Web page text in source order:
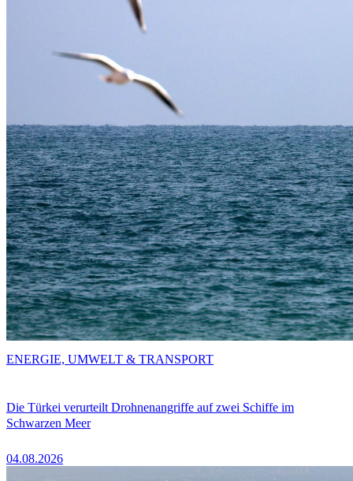
Die Türkei verurteilt Drohnenangriffe auf zwei Schiffe im
Schwarzen Meer
04.08.2026
ENERGIE, UMWELT & TRANSPORT